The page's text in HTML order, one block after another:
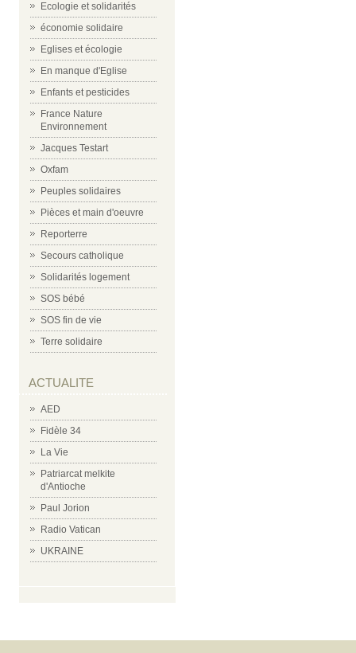
Ecologie et solidarités
économie solidaire
Eglises et écologie
En manque d'Eglise
Enfants et pesticides
France Nature
Environnement
Jacques Testart
Oxfam
Peuples solidaires
Pièces et main d'oeuvre
Reporterre
Secours catholique
Solidarités logement
SOS bébé
SOS fin de vie
Terre solidaire
ACTUALITE
AED
Fidèle 34
La Vie
Patriarcat melkite
d'Antioche
Paul Jorion
Radio Vatican
UKRAINE